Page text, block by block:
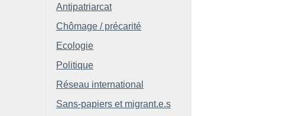
Antipatriarcat
Chômage / précarité
Ecologie
Politique
Réseau international
Sans-papiers et migrant.e.s